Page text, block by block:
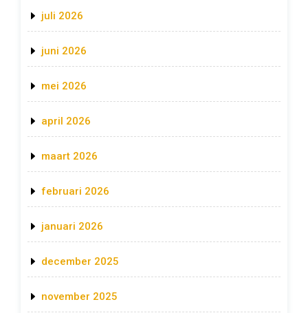
juli 2026
juni 2026
mei 2026
april 2026
maart 2026
februari 2026
januari 2026
december 2025
november 2025